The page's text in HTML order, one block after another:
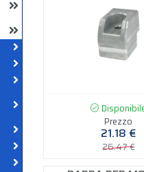
Prezzo
21.18 €
26.47 €